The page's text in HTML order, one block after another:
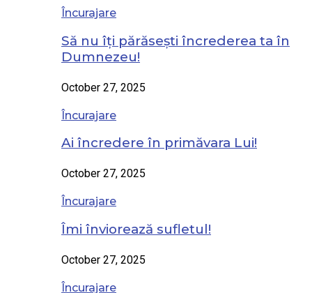
Încurajare
Să nu îți părăsești încrederea ta în
Dumnezeu!
October 27, 2025
Încurajare
Ai încredere în primăvara Lui!
October 27, 2025
Încurajare
Îmi înviorează sufletul!
October 27, 2025
Încurajare